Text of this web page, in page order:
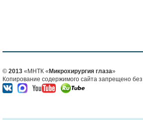
© 2013 «МНТК « Микрохирургия глаза»
Копирование содержимого сайта запрещено